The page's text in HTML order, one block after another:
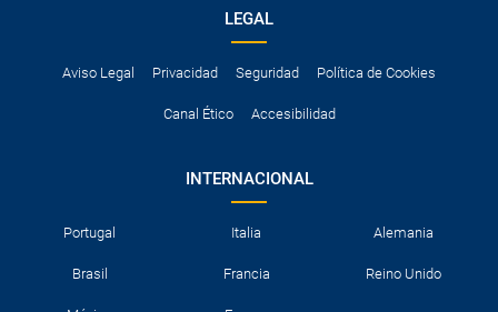
LEGAL
Aviso Legal Privacidad Seguridad Política de Cookies
Canal Ético Accesibilidad
INTERNACIONAL
Portugal Italia Alemania
Brasil Francia Reino Unido